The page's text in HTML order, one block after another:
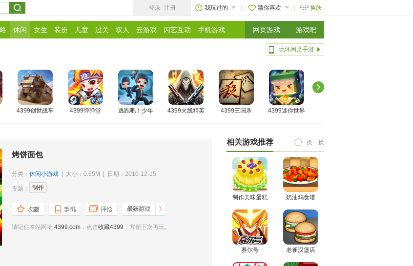
登录 注册 我玩过的 猜你喜欢 换肤
休闲 女生 装扮 儿童 过关 双人 云游戏 闪艺互动 手机游戏 网页游戏 游戏吧
玩休闲类手游
4399创世战车 4399弹弹堂 逃跑吧！少年 4399火线精英 4399三国杀 4399迷你世界
烤饼面包
分类： 休闲小游戏 | 大小：0.65M | 日期：2010-12-15
专题： 制作
请记住本站网址 4399.com ，点击收藏4399 ，方便下次再玩。
相关游戏推荐 换一换
制作美味蛋糕 奶油鸡食谱
赛尔号 老爹汉堡店